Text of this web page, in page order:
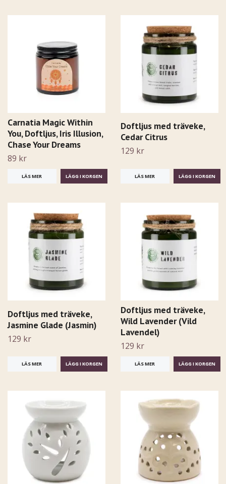
Carnatia Magic Within
You, Doftljus, Iris Illusion,
Chase Your Dreams
89 kr
LÄS MER
Doftljus med träveke,
Cedar Citrus
129 kr
LÄS MER
Doftljus med träveke,
Jasmine Glade (Jasmin)
129 kr
LÄS MER
Doftljus med träveke,
Wild Lavender (Vild
Lavendel)
129 kr
LÄS MER